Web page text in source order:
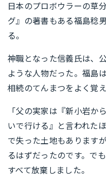
日本のプロボウラーの草
グ』の著書もある福島稔
る。
神職となった信義氏は、
ような人物だった。福島
相続のてんまつをよく覚え
「父の実家は『新小岩か
いで行ける』と言われた
で失った土地もあります
るはずだったのです。で
すべて放棄しました。